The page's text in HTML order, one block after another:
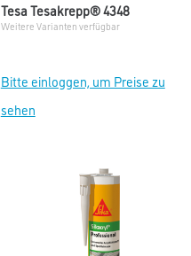
Tesa Tesakrepp® 4348
Weitere Varianten verfügbar
Bitte einloggen, um Preise zu
sehen